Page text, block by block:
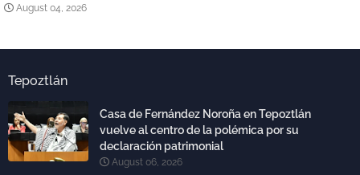
August 04, 2026
Tepoztlán
Casa de Fernández Noroña en Tepoztlán
vuelve al centro de la polémica por su
declaración patrimonial
August 06, 2026